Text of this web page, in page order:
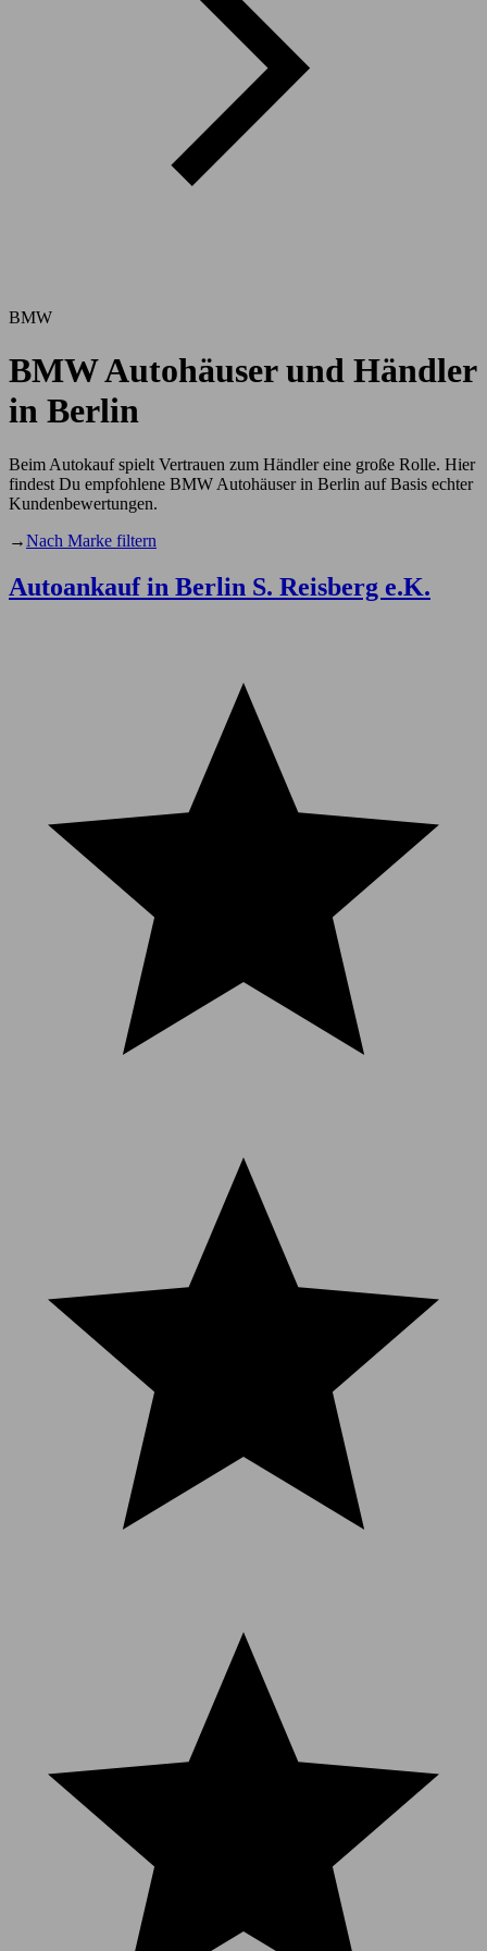
BMW
BMW Autohäuser und Händler
in Berlin
Beim Autokauf spielt Vertrauen zum Händler eine große Rolle. Hier
findest Du empfohlene BMW Autohäuser in Berlin auf Basis echter
Kundenbewertungen.
→Nach Marke filtern
Autoankauf in Berlin S. Reisberg e.K.